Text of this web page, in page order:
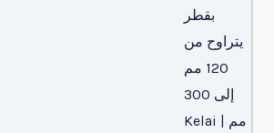
بقطر
يتراوح من
120 مم
إلى 300
مم | Kelai